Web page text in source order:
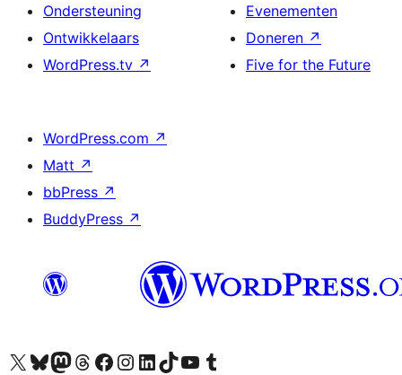
Ondersteuning
Ontwikkelaars
WordPress.tv ↗
Evenementen
Doneren ↗
Five for the Future
WordPress.com ↗
Matt ↗
bbPress ↗
BuddyPress ↗
Bezoek ons X (voorheen Twitter) account
Bezoek ons Bluesky account
Bezoek ons Mastodon account
Bezoek ons Threads account
Onze Facebook pagina bezoeken
Bezoek ons Instagram account
Bezoek ons LinkedIn account
Bezoek ons TikTok account
Bezoek ons YouTube kanaalBezoek ons Tumblr account